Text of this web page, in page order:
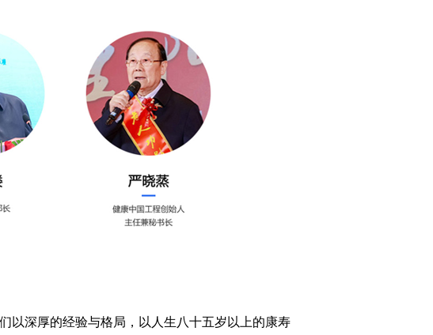
以深厚的经验与格局，以人生八十五岁以上的康寿